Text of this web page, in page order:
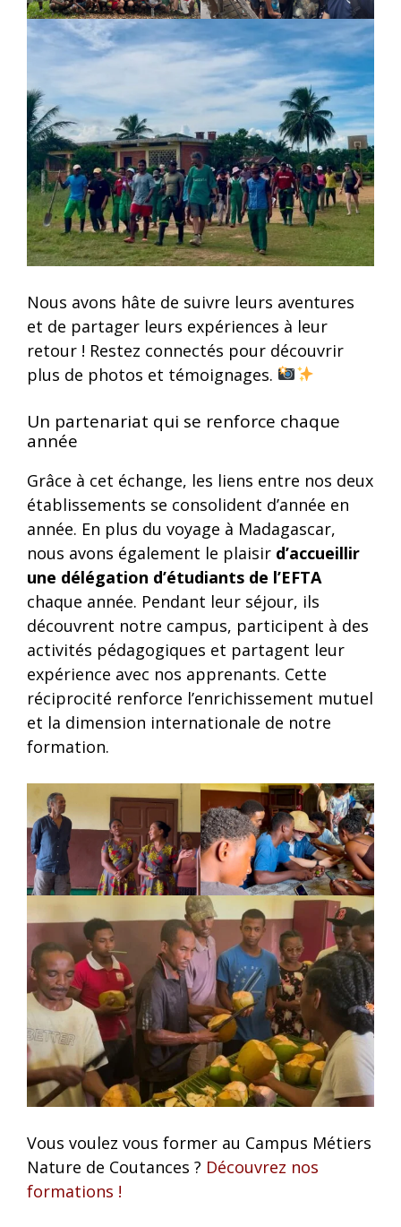
Nous avons hâte de suivre leurs aventures
et de partager leurs expériences à leur
retour ! Restez connectés pour découvrir
plus de photos et témoignages.
Un partenariat qui se renforce chaque
année
Grâce à cet échange, les liens entre nos deux
établissements se consolident d’année en
année. En plus du voyage à Madagascar,
nous avons également le plaisir d’accueillir
une délégation d’étudiants de l’EFTA
chaque année. Pendant leur séjour, ils
découvrent notre campus, participent à des
activités pédagogiques et partagent leur
expérience avec nos apprenants. Cette
réciprocité renforce l’enrichissement mutuel
et la dimension internationale de notre
formation.
Vous voulez vous former au Campus Métiers
Nature de Coutances ? Découvrez nos
formations !